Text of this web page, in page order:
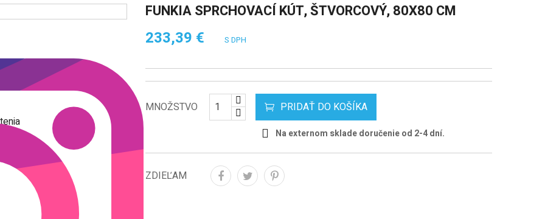
FUNKIA SPRCHOVACÍ KÚT, ŠTVORCOVÝ, 80X80 CM
233,39 € S DPH
MNOŽSTVO PRIDAŤ DO KOŠÍKA
Na externom sklade doručenie od 2-4 dní.
ZDIEĽAM